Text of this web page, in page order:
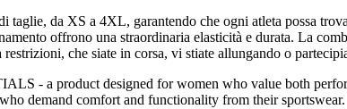
da XS a 4XL, garantendo che ogni atleta possa
offrono una straordinaria elasticità e durata. La
che siate in corsa, vi stiate allungando o
- a product designed for women who value both
demand comfort and functionality from their sportswear.